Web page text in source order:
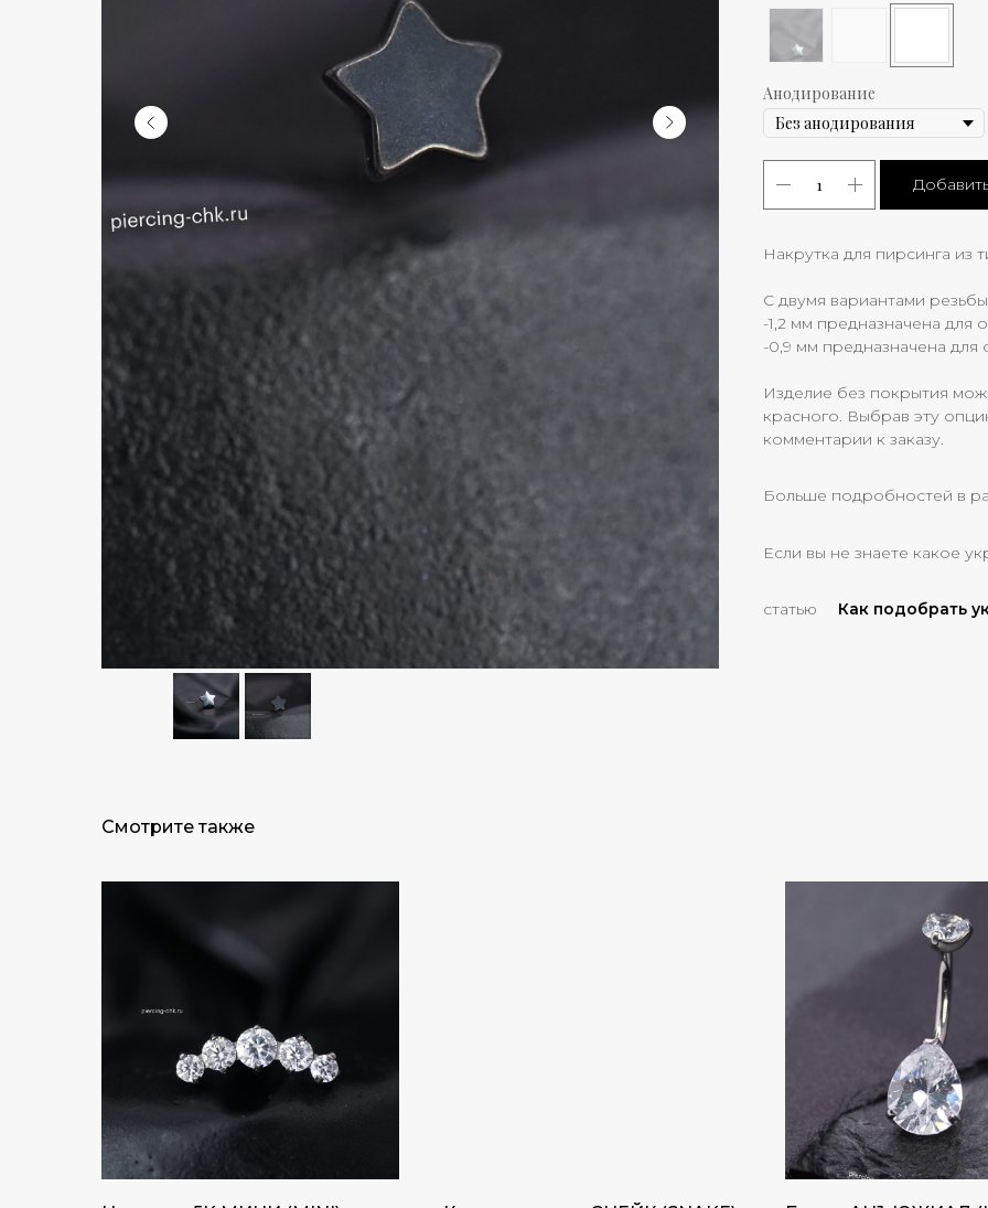
Анодирование
Накрутка для пирсинга из
С двумя вариантами
-1,2 мм предназначена для
-0,9 мм предназначена для
Изделие без покрытия
красного. Выбрав эту
комментарии к заказу.
Больше подробностей в
Если вы не знаете какое
статью Как подобрать
Смотрите также